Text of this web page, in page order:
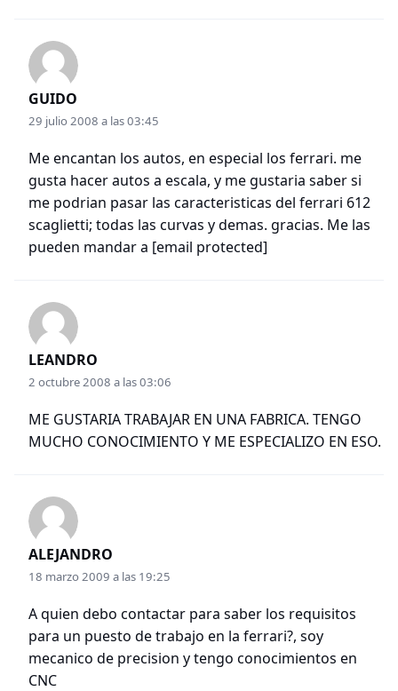
GUIDO
29 julio 2008 a las 03:45
Me encantan los autos, en especial los ferrari. me
gusta hacer autos a escala, y me gustaria saber si
me podrian pasar las caracteristicas del ferrari 612
scaglietti; todas las curvas y demas. gracias. Me las
pueden mandar a [email protected]
LEANDRO
2 octubre 2008 a las 03:06
ME GUSTARIA TRABAJAR EN UNA FABRICA. TENGO
MUCHO CONOCIMIENTO Y ME ESPECIALIZO EN ESO.
ALEJANDRO
18 marzo 2009 a las 19:25
A quien debo contactar para saber los requisitos
para un puesto de trabajo en la ferrari?, soy
mecanico de precision y tengo conocimientos en
CNC